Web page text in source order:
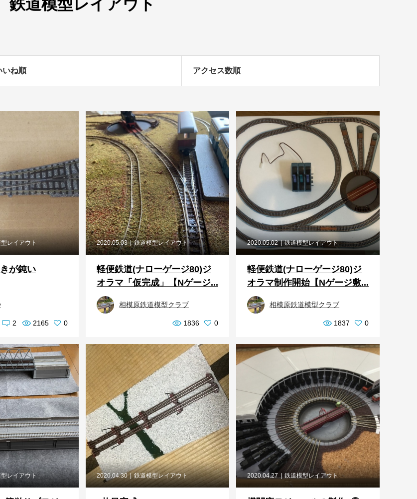
いね順 アクセス数順
レイアウト
が鈍い
2 2165 0
2020.05.03 鉄道模型レイアウト
軽便鉄道(ナローゲージ80)ジ
オラマ「仮完成」【Nゲージ...
相模原鉄道模型クラブ
1836 0
2020.05.02 鉄道模型レイアウト
軽便鉄道(ナローゲージ80)ジ
オラマ制作開始【Nゲージ敷...
相模原鉄道模型クラブ
1837 0
レイアウト 2020.04.30 鉄道模型レイアウト 2020.04.27 鉄道模型レイアウト